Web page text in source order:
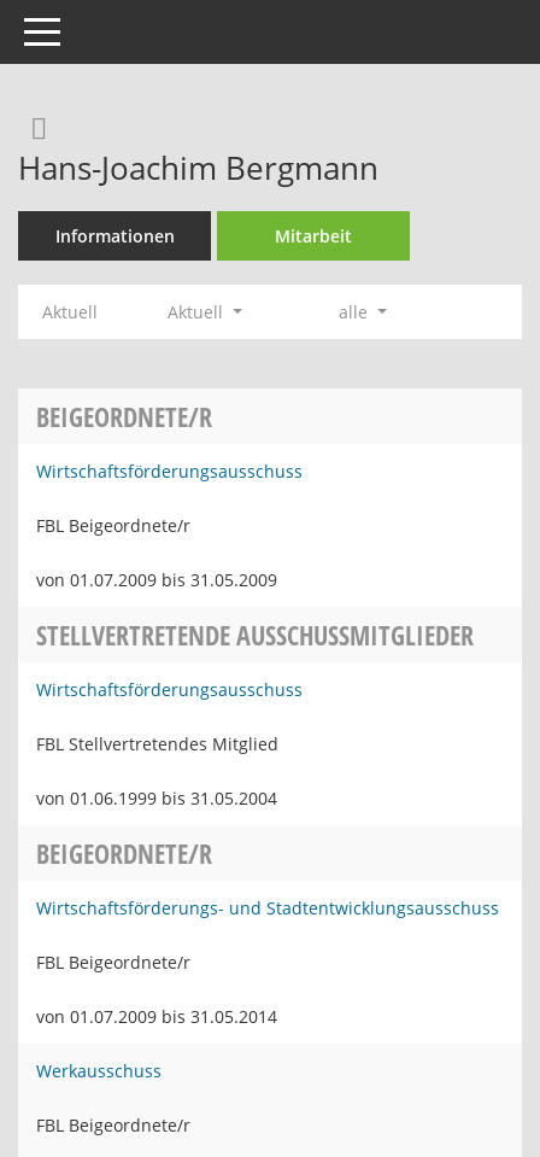
Toggle navigation
Hans-Joachim Bergmann
Informationen Mitarbeit
Aktuell Aktuell alle
BEIGEORDNETE/R
Wirtschaftsförderungsausschuss
FBL Beigeordnete/r
von 01.07.2009 bis 31.05.2009
STELLVERTRETENDE AUSSCHUSSMITGLIEDER
Wirtschaftsförderungsausschuss
FBL Stellvertretendes Mitglied
von 01.06.1999 bis 31.05.2004
BEIGEORDNETE/R
Wirtschaftsförderungs- und Stadtentwicklungsausschuss
FBL Beigeordnete/r
von 01.07.2009 bis 31.05.2014
Werkausschuss
FBL Beigeordnete/r